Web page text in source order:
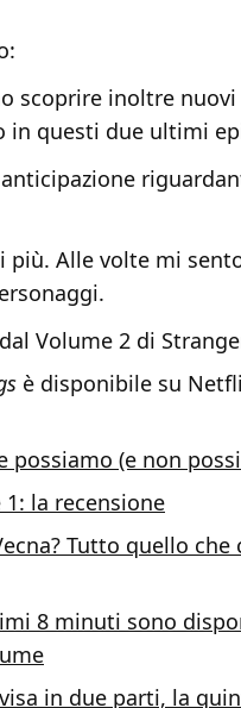
scoprire inoltre
questi due ultimi
più. Alle volte mi
Volume 2 di
è disponibile su
possiamo (e non
1: la recensione
Tutto quello che
8 minuti sono
in due parti, la